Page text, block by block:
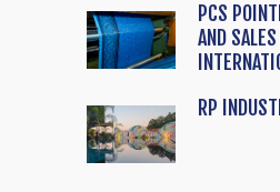
PCS
AND
RP